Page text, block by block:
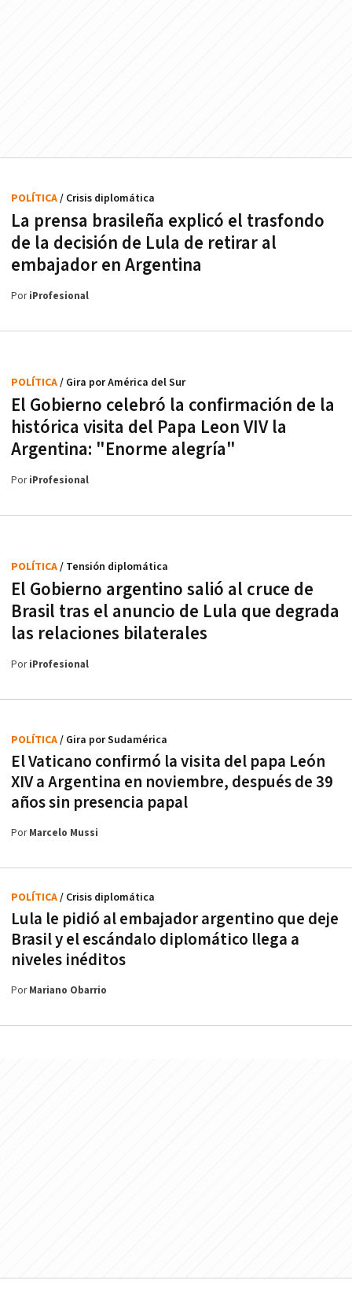
La prensa brasileña explicó el trasfondo
de la decisión de Lula de retirar al
embajador en Argentina
POLÍTICA/ Crisis diplomática
PoriProfesional
El Gobierno celebró la confirmación de la
histórica visita del Papa Leon VIV la
Argentina: "Enorme alegría"
POLÍTICA/ Gira por América del Sur
PoriProfesional
El Gobierno argentino salió al cruce de
Brasil tras el anuncio de Lula que degrada
las relaciones bilaterales
POLÍTICA/ Tensión diplomática
PoriProfesional
El Vaticano confirmó la visita del papa León
XIV a Argentina en noviembre, después de 39
años sin presencia papal
POLÍTICA/ Gira por Sudamérica
PorMarcelo Mussi
Lula le pidió al embajador argentino que deje
Brasil y el escándalo diplomático llega a
niveles inéditos
POLÍTICA/ Crisis diplomática
PorMariano Obarrio